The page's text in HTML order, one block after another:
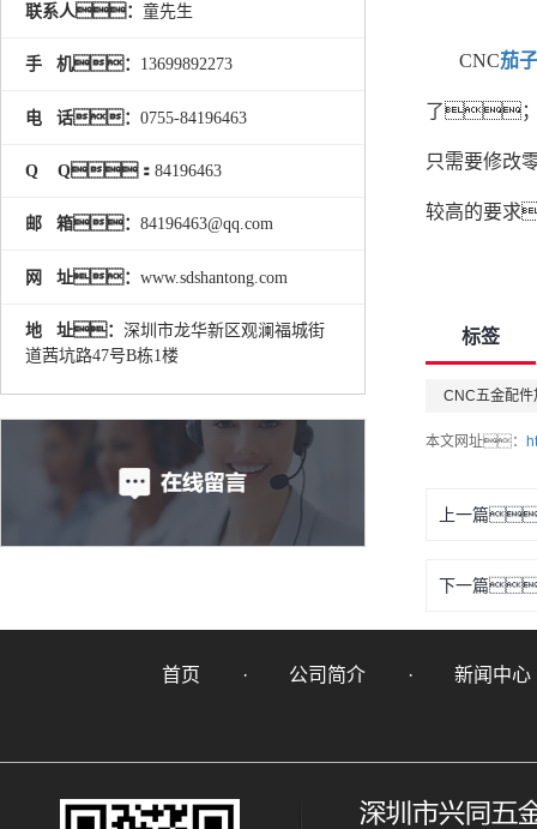
联系人： 童先生
手 机： 13699892273
电 话： 0755-84196463
Q Q： 84196463
邮 箱： 84196463@qq.com
网 址： www.sdshantong.com
地 址： 深圳市龙华新区观澜福城街
道茜坑路47号B栋1楼
CNC茄
了；
只需要修改
较高的要求
标签
CNC五金配件
本文网址：
上一篇
下一篇
首页 公司简介 新闻中心